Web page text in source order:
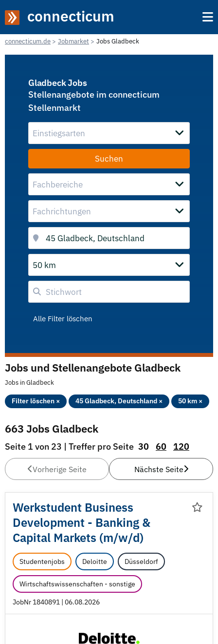
connecticum
connecticum.de Jobmarket Jobs Gladbeck
Gladbeck Jobs
Stellenangebote im connecticum
Stellenmarkt
Einstiegsarten
Fachbereiche
Fachrichtungen
50 km
Alle Filter löschen
Jobs und Stellenangebote Gladbeck
Jobs in Gladbeck
Filter löschen × 45 Gladbeck, Deutschland × 50 km ×
663 Jobs Gladbeck
Seite 1 von 23 | Treffer pro Seite 30 60 120
Vorherige Seite Nächste Seite
Werkstudent Business
Development - Banking &
Capital Markets (m/w/d)
Studentenjobs Deloitte Düsseldorf
Wirtschaftswissenschaften - sonstige
JobNr 1840891 | 06.08.2026